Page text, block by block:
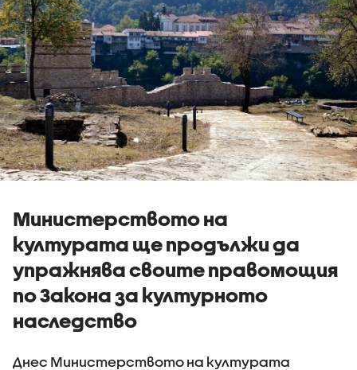
Министерството на
културата ще продължи да
упражнява своите правомощия
по Закона за културното
наследство
Днес Министерството на културата